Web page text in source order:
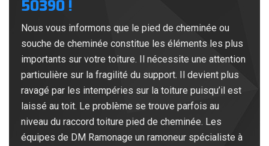
50390 !
Nous vous informons que le pied de cheminée ou
souche de cheminée constitue les éléments les plus
importants sur votre toiture. Il nécessite une attention
particulière sur la fragilité du support. Il devient plus
ravagé par les intempéries sur la toiture puisqu’il est
laissé au toit. Le problème se trouve parfois au
niveau du raccord toiture pied de cheminée. Les
équipes de DM Ramonage un ramoneur spécialiste à